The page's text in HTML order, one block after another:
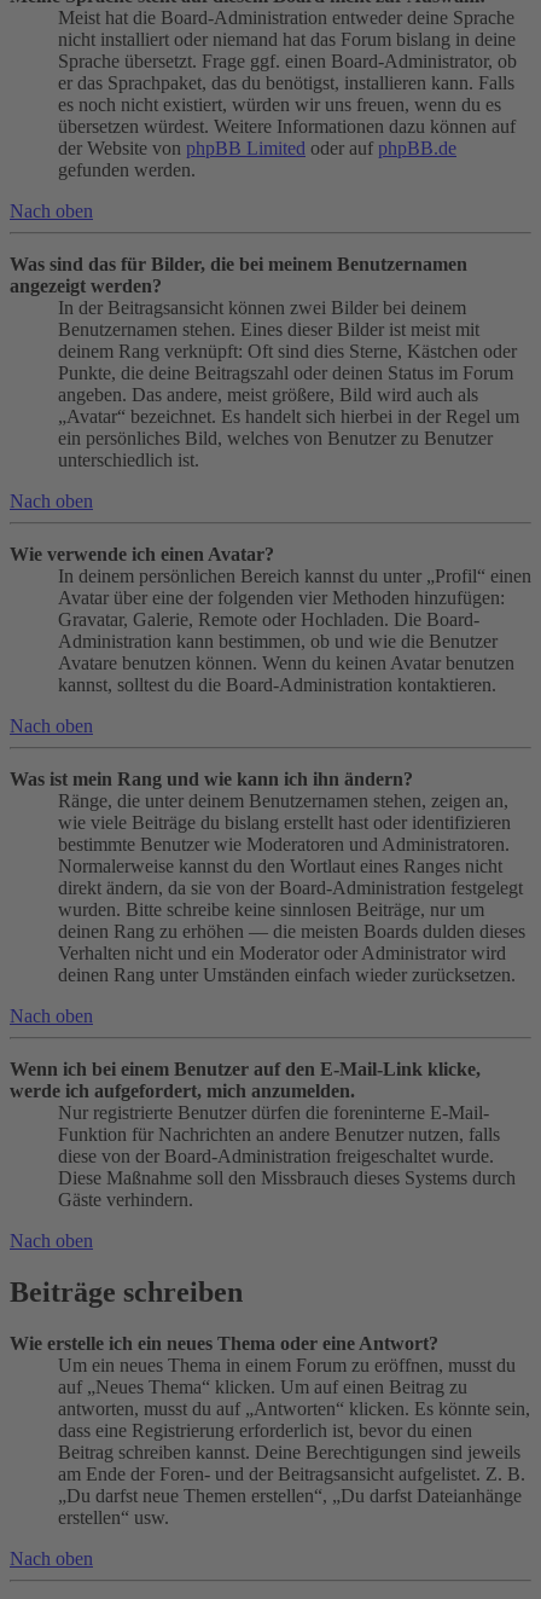
Meist hat die Board-Administration entweder deine Sprache
nicht installiert oder niemand hat das Forum bislang in deine
Sprache übersetzt. Frage ggf. einen Board-Administrator, ob
er das Sprachpaket, das du benötigst, installieren kann. Falls
es noch nicht existiert, würden wir uns freuen, wenn du es
übersetzen würdest. Weitere Informationen dazu können auf
der Website von phpBB Limited oder auf phpBB.de
gefunden werden.
Nach oben
Was sind das für Bilder, die bei meinem Benutzernamen
angezeigt werden?
In der Beitragsansicht können zwei Bilder bei deinem
Benutzernamen stehen. Eines dieser Bilder ist meist mit
deinem Rang verknüpft: Oft sind dies Sterne, Kästchen oder
Punkte, die deine Beitragszahl oder deinen Status im Forum
angeben. Das andere, meist größere, Bild wird auch als
„Avatar“ bezeichnet. Es handelt sich hierbei in der Regel um
ein persönliches Bild, welches von Benutzer zu Benutzer
unterschiedlich ist.
Nach oben
Wie verwende ich einen Avatar?
In deinem persönlichen Bereich kannst du unter „Profil“ einen
Avatar über eine der folgenden vier Methoden hinzufügen:
Gravatar, Galerie, Remote oder Hochladen. Die Board-
Administration kann bestimmen, ob und wie die Benutzer
Avatare benutzen können. Wenn du keinen Avatar benutzen
kannst, solltest du die Board-Administration kontaktieren.
Nach oben
Was ist mein Rang und wie kann ich ihn ändern?
Ränge, die unter deinem Benutzernamen stehen, zeigen an,
wie viele Beiträge du bislang erstellt hast oder identifizieren
bestimmte Benutzer wie Moderatoren und Administratoren.
Normalerweise kannst du den Wortlaut eines Ranges nicht
direkt ändern, da sie von der Board-Administration festgelegt
wurden. Bitte schreibe keine sinnlosen Beiträge, nur um
deinen Rang zu erhöhen — die meisten Boards dulden dieses
Verhalten nicht und ein Moderator oder Administrator wird
deinen Rang unter Umständen einfach wieder zurücksetzen.
Nach oben
Wenn ich bei einem Benutzer auf den E-Mail-Link klicke,
werde ich aufgefordert, mich anzumelden.
Nur registrierte Benutzer dürfen die foreninterne E-Mail-
Funktion für Nachrichten an andere Benutzer nutzen, falls
diese von der Board-Administration freigeschaltet wurde.
Diese Maßnahme soll den Missbrauch dieses Systems durch
Gäste verhindern.
Nach oben
Beiträge schreiben
Wie erstelle ich ein neues Thema oder eine Antwort?
Um ein neues Thema in einem Forum zu eröffnen, musst du
auf „Neues Thema“ klicken. Um auf einen Beitrag zu
antworten, musst du auf „Antworten“ klicken. Es könnte sein,
dass eine Registrierung erforderlich ist, bevor du einen
Beitrag schreiben kannst. Deine Berechtigungen sind jeweils
am Ende der Foren- und der Beitragsansicht aufgelistet. Z. B.
„Du darfst neue Themen erstellen“, „Du darfst Dateianhänge
erstellen“ usw.
Nach oben